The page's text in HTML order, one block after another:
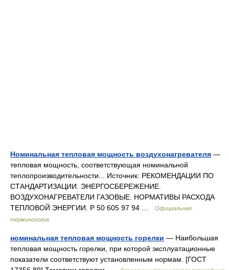
Номинальная тепловая мощность воздухонагревателя —
тепловая мощность, соответствующая номинальной
теплопроизводительности... Источник: РЕКОМЕНДАЦИИ ПО
СТАНДАРТИЗАЦИИ. ЭНЕРГОСБЕРЕЖЕНИЕ.
ВОЗДУХОНАГРЕВАТЕЛИ ГАЗОВЫЕ. НОРМАТИВЫ РАСХОДА
ТЕПЛОВОЙ ЭНЕРГИИ. Р 50 605 97 94 …
Официальная
терминология
номинальная тепловая мощность горелки — Наибольшая
тепловая мощность горелки, при которой эксплуатационные
показатели соответствуют установленным нормам. [ГОСТ